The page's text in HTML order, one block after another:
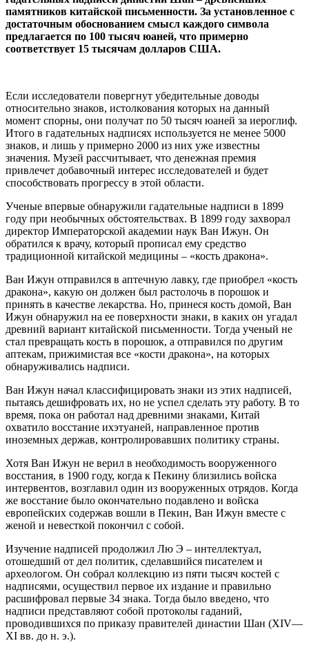
памятников китайской письменности. За установленное с
достаточным обоснованием смысл каждого символа
предлагается по 100 тысяч юаней, что примерно
соответствует 15 тысячам долларов США.
Если исследователи повергнут убедительные доводы
относительно знаков, истолкования которых на данный
момент спорны, они получат по 50 тысяч юаней за иероглиф.
Итого в гадательных надписях используется не менее 5000
знаков, и лишь у примерно 2000 из них уже известны
значения. Музей рассчитывает, что денежная премия
привлечет добавочный интерес исследователей и будет
способствовать прогрессу в этой области.
Ученые впервые обнаружили гадательные надписи в 1899
году при необычных обстоятельствах. В 1899 году захворал
директор Императорской академии наук Ван Ижун. Он
обратился к врачу, который прописал ему средство
традиционной китайской медицины – «кость дракона».
Ван Ижун отправился в аптечную лавку, где приобрел «кость
дракона», какую он должен был растолочь в порошок и
принять в качестве лекарства. Но, принеся кость домой, Ван
Ижун обнаружил на ее поверхности знаки, в каких он угадал
древний вариант китайской письменности. Тогда ученый не
стал превращать кость в порошок, а отправился по другим
аптекам, прижимистая все «кости дракона», на которых
обнаруживались надписи.
Ван Ижун начал классифицировать знаки из этих надписей,
пытаясь дешифровать их, но не успел сделать эту работу. В то
время, пока он работал над древними знаками, Китай
охватило восстание ихэтуаней, направленное против
иноземных держав, контролировавших политику страны.
Хотя Ван Ижун не верил в необходимость вооруженного
восстания, в 1900 году, когда к Пекину близились войска
интервентов, возглавил один из вооруженных отрядов. Когда
же восстание было окончательно подавлено и войска
европейских содержав вошли в Пекин, Ван Ижун вместе с
женой и невесткой покончил с собой.
Изучение надписей продолжил Лю Э – интеллектуал,
отошедший от дел политик, сделавшийся писателем и
археологом. Он собрал коллекцию из пяти тысяч костей с
надписями, осуществил первое их издание и правильно
расшифровал первые 34 знака. Тогда было введено, что
надписи представляют собой протоколы гаданий,
проводившихся по приказу правителей династии Шан (XIV—
XI вв. до н. э.).